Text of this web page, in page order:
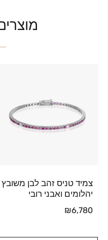
צמיד טניס זהב לבן משובץ
יהלומים ואבני רובי
₪6,780